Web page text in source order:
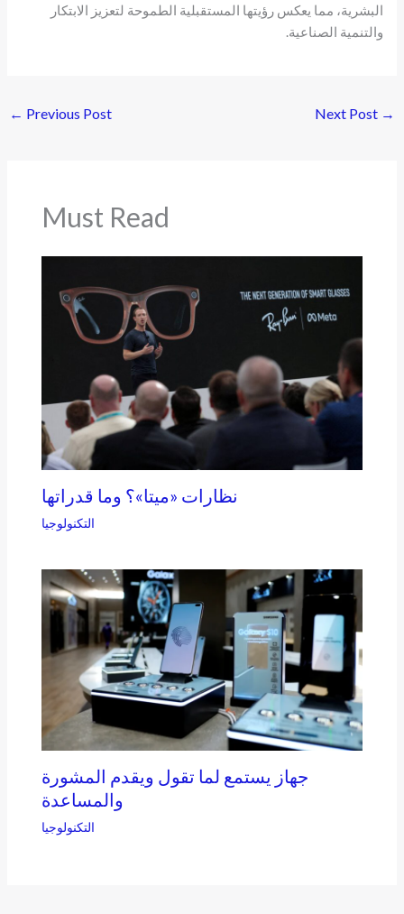
البشرية، مما يعكس رؤيتها المستقبلية الطموحة لتعزيز الابتكار
والتنمية الصناعية.
← Previous Post Next Post →
Must Read
نظارات «ميتا»؟ وما قدراتها
التكنولوجيا
جهاز يستمع لما تقول ويقدم المشورة
والمساعدة
التكنولوجيا